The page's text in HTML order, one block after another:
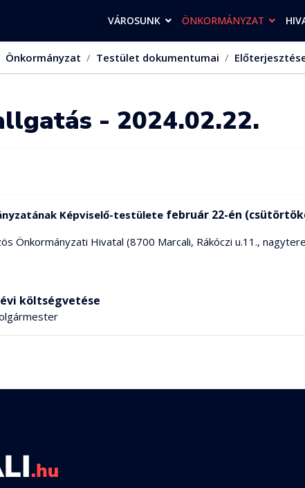
VÁROSUNK ÖNKORMÁNYZAT
Önkormányzat Testület dokumentumai
- 2024.02.22.
Képviselő-testülete február 22-én
Önkormányzati Hivatal (8700 Marcali, Rákóczi u.11.,
évi költségvetése